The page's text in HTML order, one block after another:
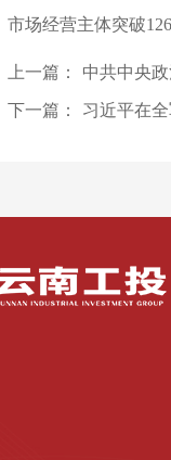
市场经营主体突破
上一篇： 中共中央
下一篇： 习近平在